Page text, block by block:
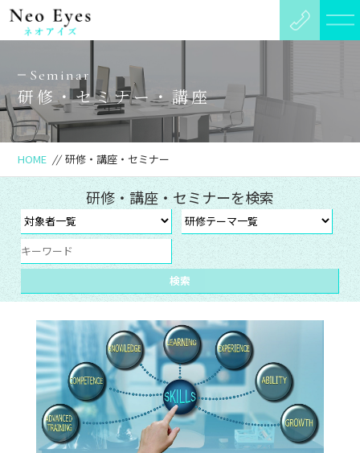
Seminar
研修・セミナー・講座
HOME // 研修・講座・セミナー
研修・講座・セミナーを検索